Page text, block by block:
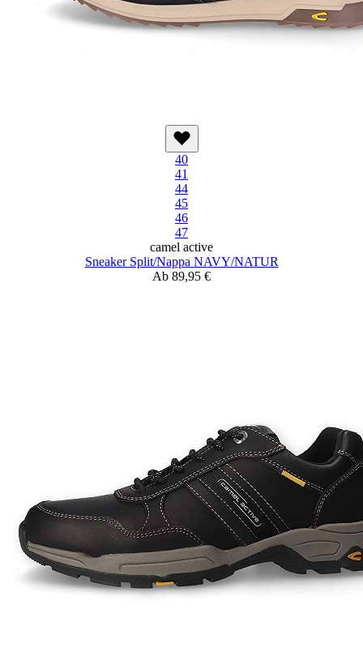
40
41
44
45
46
47
camel active
Sneaker Split/Nappa NAVY/NATUR
Ab 89,95 €